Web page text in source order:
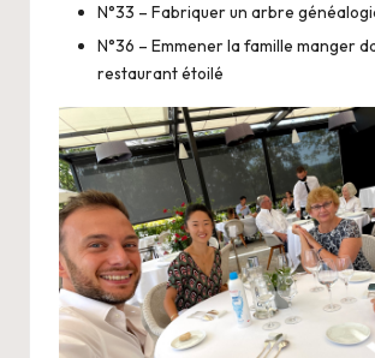
N°33 – Fabriquer un arbre
N°36 – Emmener la famille manger
restaurant étoilé